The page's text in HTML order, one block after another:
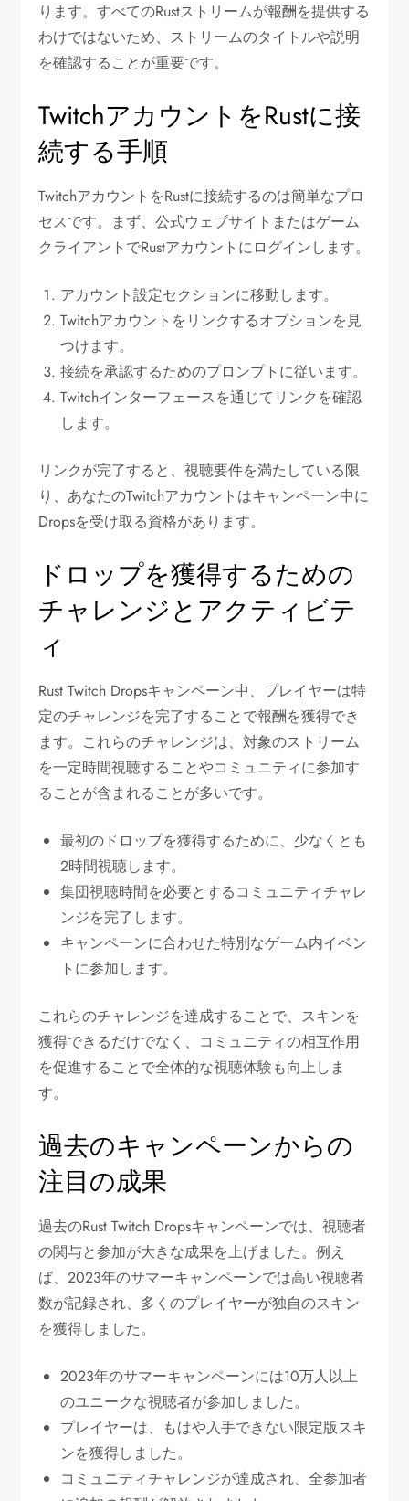
ります。すべてのRustストリームが報酬を提供する
わけではないため、ストリームのタイトルや説明
を確認することが重要です。
TwitchアカウントをRustに接
続する手順
TwitchアカウントをRustに接続するのは簡単なプロ
セスです。まず、公式ウェブサイトまたはゲーム
クライアントでRustアカウントにログインします。
アカウント設定セクションに移動します。
Twitchアカウントをリンクするオプションを見
つけます。
接続を承認するためのプロンプトに従います。
Twitchインターフェースを通じてリンクを確認
します。
リンクが完了すると、視聴要件を満たしている限
り、あなたのTwitchアカウントはキャンペーン中に
Dropsを受け取る資格があります。
ドロップを獲得するための
チャレンジとアクティビテ
ィ
Rust Twitch Dropsキャンペーン中、プレイヤーは特
定のチャレンジを完了することで報酬を獲得でき
ます。これらのチャレンジは、対象のストリーム
を一定時間視聴することやコミュニティに参加す
ることが含まれることが多いです。
最初のドロップを獲得するために、少なくとも
2時間視聴します。
集団視聴時間を必要とするコミュニティチャレ
ンジを完了します。
キャンペーンに合わせた特別なゲーム内イベン
トに参加します。
これらのチャレンジを達成することで、スキンを
獲得できるだけでなく、コミュニティの相互作用
を促進することで全体的な視聴体験も向上しま
す。
過去のキャンペーンからの
注目の成果
過去のRust Twitch Dropsキャンペーンでは、視聴者
の関与と参加が大きな成果を上げました。例え
ば、2023年のサマーキャンペーンでは高い視聴者
数が記録され、多くのプレイヤーが独自のスキン
を獲得しました。
2023年のサマーキャンペーンには10万人以上
のユニークな視聴者が参加しました。
プレイヤーは、もはや入手できない限定版スキ
ンを獲得しました。
コミュニティチャレンジが達成され、全参加者